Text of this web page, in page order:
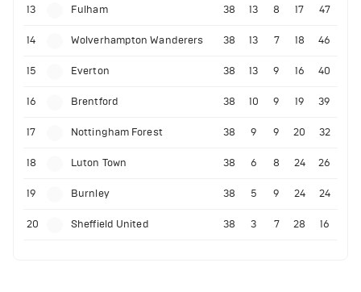
13 Fulham 38 13 8 17 47
14 Wolverhampton Wanderers 38 13 7 18 46
15 Everton 38 13 9 16 40
16 Brentford 38 10 9 19 39
17 Nottingham Forest 38 9 9 20 32
18 Luton Town 38 6 8 24 26
19 Burnley 38 5 9 24 24
20 Sheffield United 38 3 7 28 16